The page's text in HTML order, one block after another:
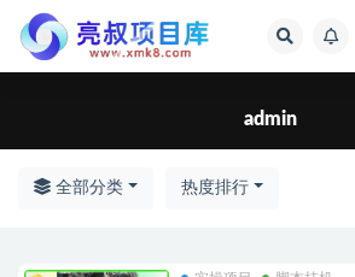
admin
全部分类 热度排行